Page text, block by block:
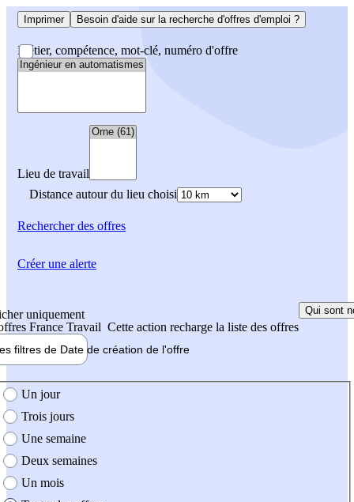
Imprimer Besoin d'aide sur la recherche d'offres d'emploi ?
Métier, compétence, mot-clé, numéro d'offre
Lieu de travail
Distance autour du lieu choisi
Rechercherdes offres
uniquement
France Travail Cette action recharge la liste des offres
Qui sont
filtres de Date de création de l'offre
création de l'offre
Un jour
Trois jours
Une semaine
Deux semaines
Un mois
Créer une alerte